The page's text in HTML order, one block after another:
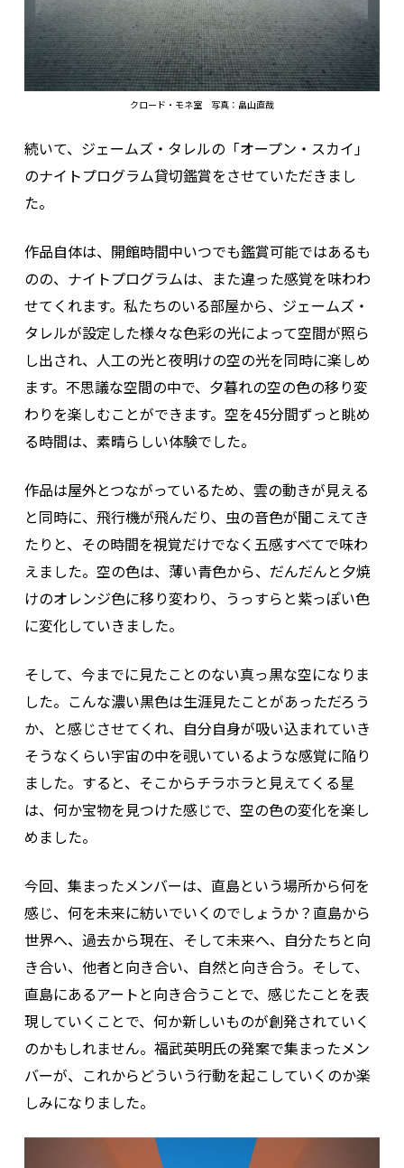
クロード・モネ室 写真：畠山直哉
続いて、ジェームズ・タレルの「オープン・スカイ」
のナイトプログラム貸切鑑賞をさせていただきまし
た。
作品自体は、開館時間中いつでも鑑賞可能ではあるも
のの、ナイトプログラムは、また違った感覚を味わわ
せてくれます。私たちのいる部屋から、ジェームズ・
タレルが設定した様々な色彩の光によって空間が照ら
し出され、人工の光と夜明けの空の光を同時に楽しめ
ます。不思議な空間の中で、夕暮れの空の色の移り変
わりを楽しむことができます。空を45分間ずっと眺め
る時間は、素晴らしい体験でした。
作品は屋外とつながっているため、雲の動きが見える
と同時に、飛行機が飛んだり、虫の音色が聞こえてき
たりと、その時間を視覚だけでなく五感すべてで味わ
えました。空の色は、薄い青色から、だんだんと夕焼
けのオレンジ色に移り変わり、うっすらと紫っぽい色
に変化していきました。
そして、今までに見たことのない真っ黒な空になりま
した。こんな濃い黒色は生涯見たことがあっただろう
か、と感じさせてくれ、自分自身が吸い込まれていき
そうなくらい宇宙の中を覗いているような感覚に陥り
ました。すると、そこからチラホラと見えてくる星
は、何か宝物を見つけた感じで、空の色の変化を楽し
めました。
今回、集まったメンバーは、直島という場所から何を
感じ、何を未来に紡いでいくのでしょうか？直島から
世界へ、過去から現在、そして未来へ、自分たちと向
き合い、他者と向き合い、自然と向き合う。そして、
直島にあるアートと向き合うことで、感じたことを表
現していくことで、何か新しいものが創発されていく
のかもしれません。福武英明氏の発案で集まったメン
バーが、これからどういう行動を起こしていくのか楽
しみになりました。